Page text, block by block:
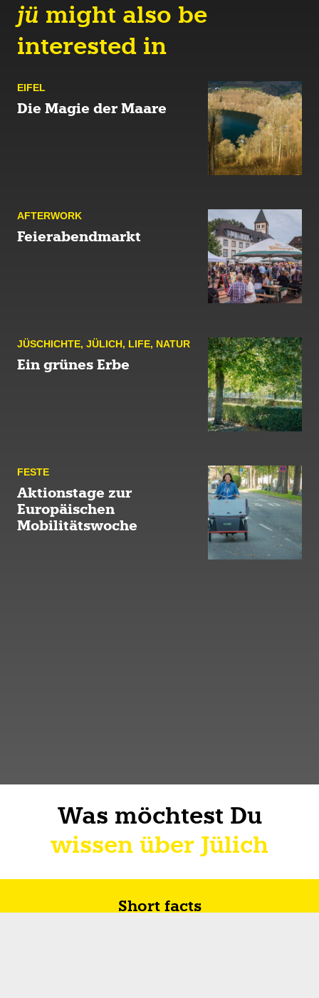
jü might also be
interested in
EIFEL
Die Magie der Maare
AFTER­WORK
Feierabendmarkt
JÜ­SCHICHTE, JÜLICH, LIFE, NATUR
Ein grünes Erbe
FESTE
Aktionstage zur
Europäischen
Mobilitätswoche
Was möchtest Du
wissen über Jülich
Short facts